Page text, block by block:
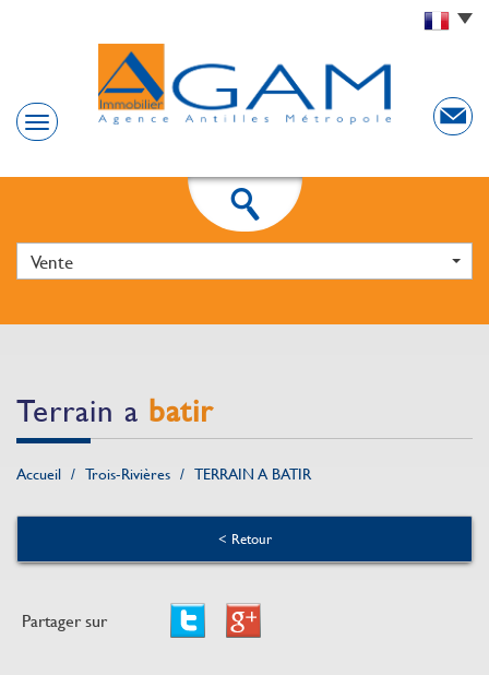
Vente
terrain a batir
Accueil Trois-Rivières TERRAIN A BATIR
< Retour
Partager sur